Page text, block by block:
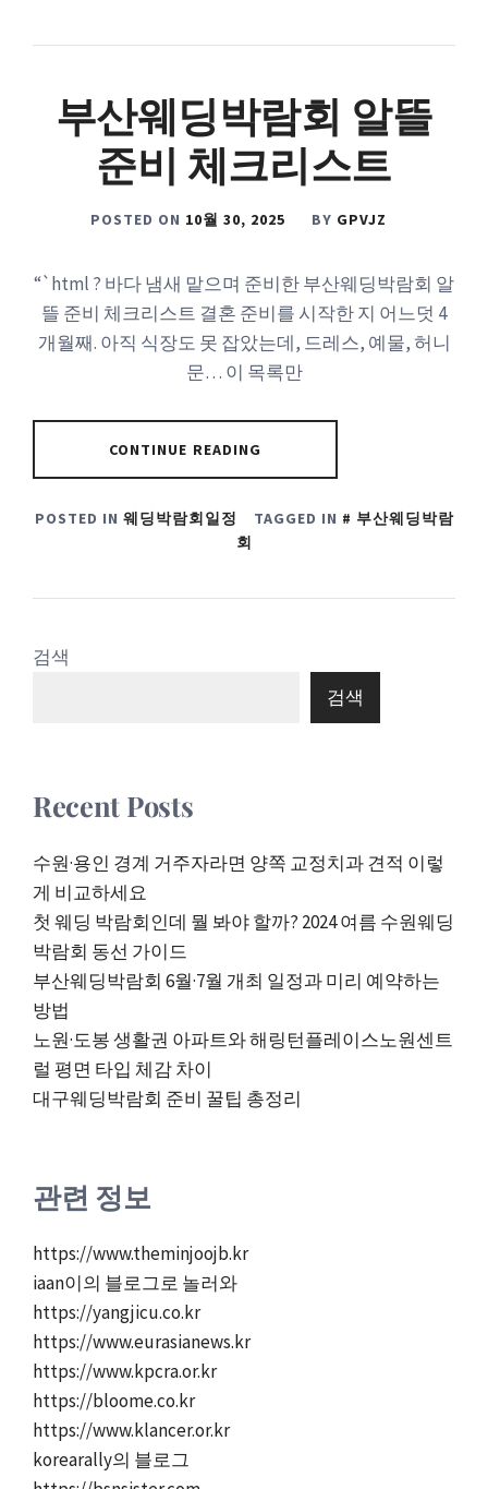
부산웨딩박람회 알뜰
준비 체크리스트
POSTED ON 10월 30, 2025 BY GPVJZ
“`html ? 바다 냄새 맡으며 준비한 부산웨딩박람회 알
뜰 준비 체크리스트 결혼 준비를 시작한 지 어느덧 4
개월째. 아직 식장도 못 잡았는데, 드레스, 예물, 허니
문… 이 목록만
CONTINUE READING
POSTED IN 웨딩박람회일정 TAGGED IN
부산웨딩박람
회
검색
검색
Recent Posts
수원·용인 경계 거주자라면 양쪽 교정치과 견적 이렇
게 비교하세요
첫 웨딩 박람회인데 뭘 봐야 할까? 2024 여름 수원웨딩
박람회 동선 가이드
부산웨딩박람회 6월·7월 개최 일정과 미리 예약하는
방법
노원·도봉 생활권 아파트와 해링턴플레이스노원센트
럴 평면 타입 체감 차이
대구웨딩박람회 준비 꿀팁 총정리
관련 정보
https://www.theminjoojb.kr
iaan이의 블로그로 놀러와
https://yangjicu.co.kr
https://www.eurasianews.kr
https://www.kpcra.or.kr
https://bloome.co.kr
https://www.klancer.or.kr
korearally의 블로그